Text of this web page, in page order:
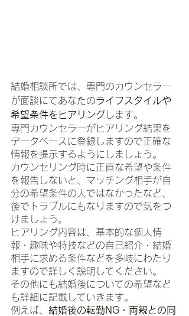
結婚相談所では、専門のカウンセラー
が面談にてあなたのライフスタイルや
希望条件をヒアリング します。
専門カウンセラーがヒアリング結果を
データベースに登録しますので正確な
情報を提示するようにしましょう。
カウンセリング時に正直な希望や条件
を報告しないと、マッチング相手が自
分の希望条件の人ではなかったなど、
後でトラブルにもなりますので気をつ
けましょう。
ヒアリング内容は、基本的な個人情
報・趣味や特技などの自己紹介・結婚
相手に求める条件などを多岐にわたり
ますので詳しく説明してください。
その他にも結婚後についての希望など
も詳細に記載していきます。
例えば、 結婚後の転勤NG・両親との同